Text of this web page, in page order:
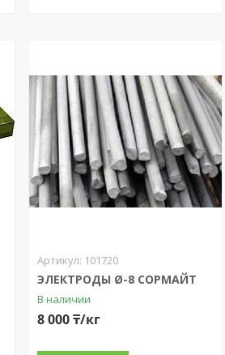
101720
ЭЛЕКТРОДЫ Ø-8 СОРМАЙТ
В наличии
8 000 ₸/кг